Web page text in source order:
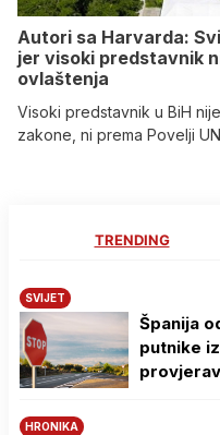
Autori sa Harvarda:
jer visoki predstavnik
ovlaštenja
Visoki predstavnik u BiH
zakone, ni prema Povelji
TRENDING
SVIJET
Španija
putnike
HRONIKA